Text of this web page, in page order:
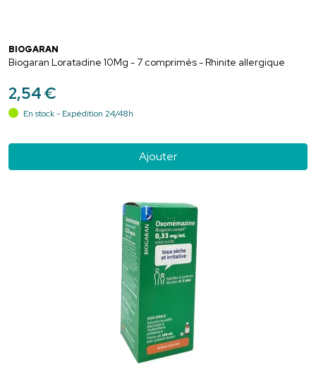
BIOGARAN
Biogaran Loratadine 10Mg - 7 comprimés - Rhinite allergique
2,54€
En stock - Expédition 24/48h
Ajouter